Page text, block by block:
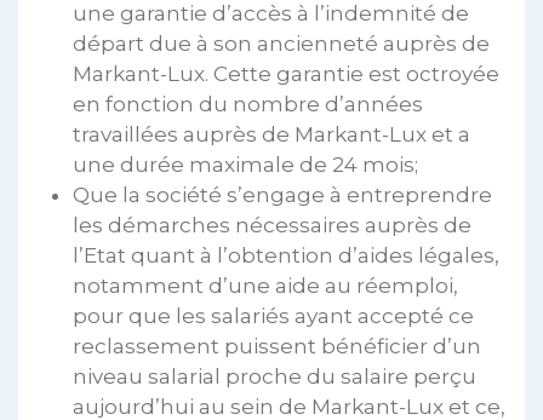
une garantie d’accès à l’indemnité de
départ due à son ancienneté auprès de
Markant-Lux. Cette garantie est octroyée
en fonction du nombre d’années
travaillées auprès de Markant-Lux et a
une durée maximale de 24 mois;
Que la société s’engage à entreprendre
les démarches nécessaires auprès de
l’Etat quant à l’obtention d’aides légales,
notamment d’une aide au réemploi,
pour que les salariés ayant accepté ce
reclassement puissent bénéficier d’un
niveau salarial proche du salaire perçu
aujourd’hui au sein de Markant-Lux et ce,